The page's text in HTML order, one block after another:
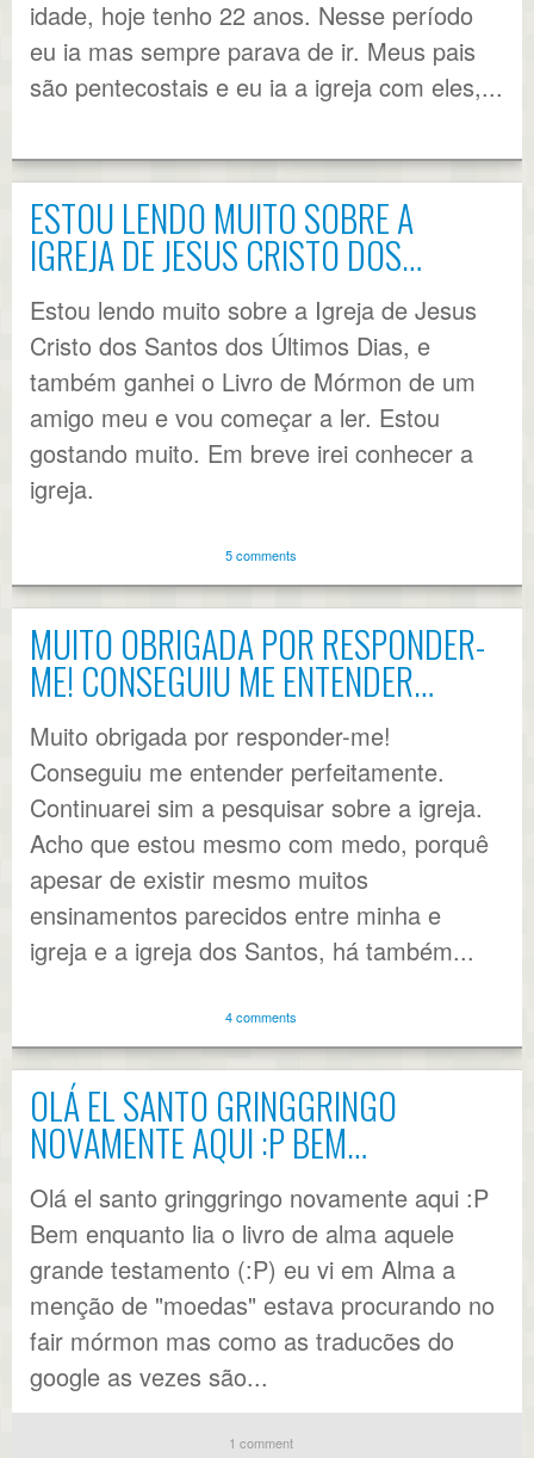
idade, hoje tenho 22 anos. Nesse período
eu ia mas sempre parava de ir. Meus pais
são pentecostais e eu ia a igreja com eles,...
ESTOU LENDO MUITO SOBRE A
IGREJA DE JESUS CRISTO DOS…
Estou lendo muito sobre a Igreja de Jesus
Cristo dos Santos dos Últimos Dias, e
também ganhei o Livro de Mórmon de um
amigo meu e vou começar a ler. Estou
gostando muito. Em breve irei conhecer a
igreja.
5 comments
MUITO OBRIGADA POR RESPONDER-
ME! CONSEGUIU ME ENTENDER…
Muito obrigada por responder-me!
Conseguiu me entender perfeitamente.
Continuarei sim a pesquisar sobre a igreja.
Acho que estou mesmo com medo, porquê
apesar de existir mesmo muitos
ensinamentos parecidos entre minha e
igreja e a igreja dos Santos, há também...
4 comments
OLÁ EL SANTO GRINGGRINGO
NOVAMENTE AQUI :P BEM…
Olá el santo gringgringo novamente aqui :P
Bem enquanto lia o livro de alma aquele
grande testamento (:P) eu vi em Alma a
menção de "moedas" estava procurando no
fair mórmon mas como as traducões do
google as vezes são...
1 comment